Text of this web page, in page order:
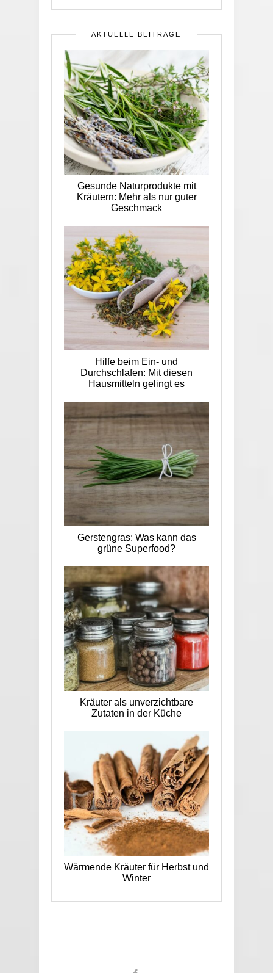
AKTUELLE BEITRÄGE
Gesunde Naturprodukte mit
Kräutern: Mehr als nur guter
Geschmack
Hilfe beim Ein- und
Durchschlafen: Mit diesen
Hausmitteln gelingt es
Gerstengras: Was kann das
grüne Superfood?
Kräuter als unverzichtbare
Zutaten in der Küche
Wärmende Kräuter für Herbst und
Winter